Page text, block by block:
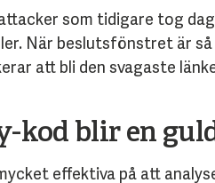
som tidigare tog
När beslutsfönstret är
att bli den svagaste
kod blir en
effektiva på att